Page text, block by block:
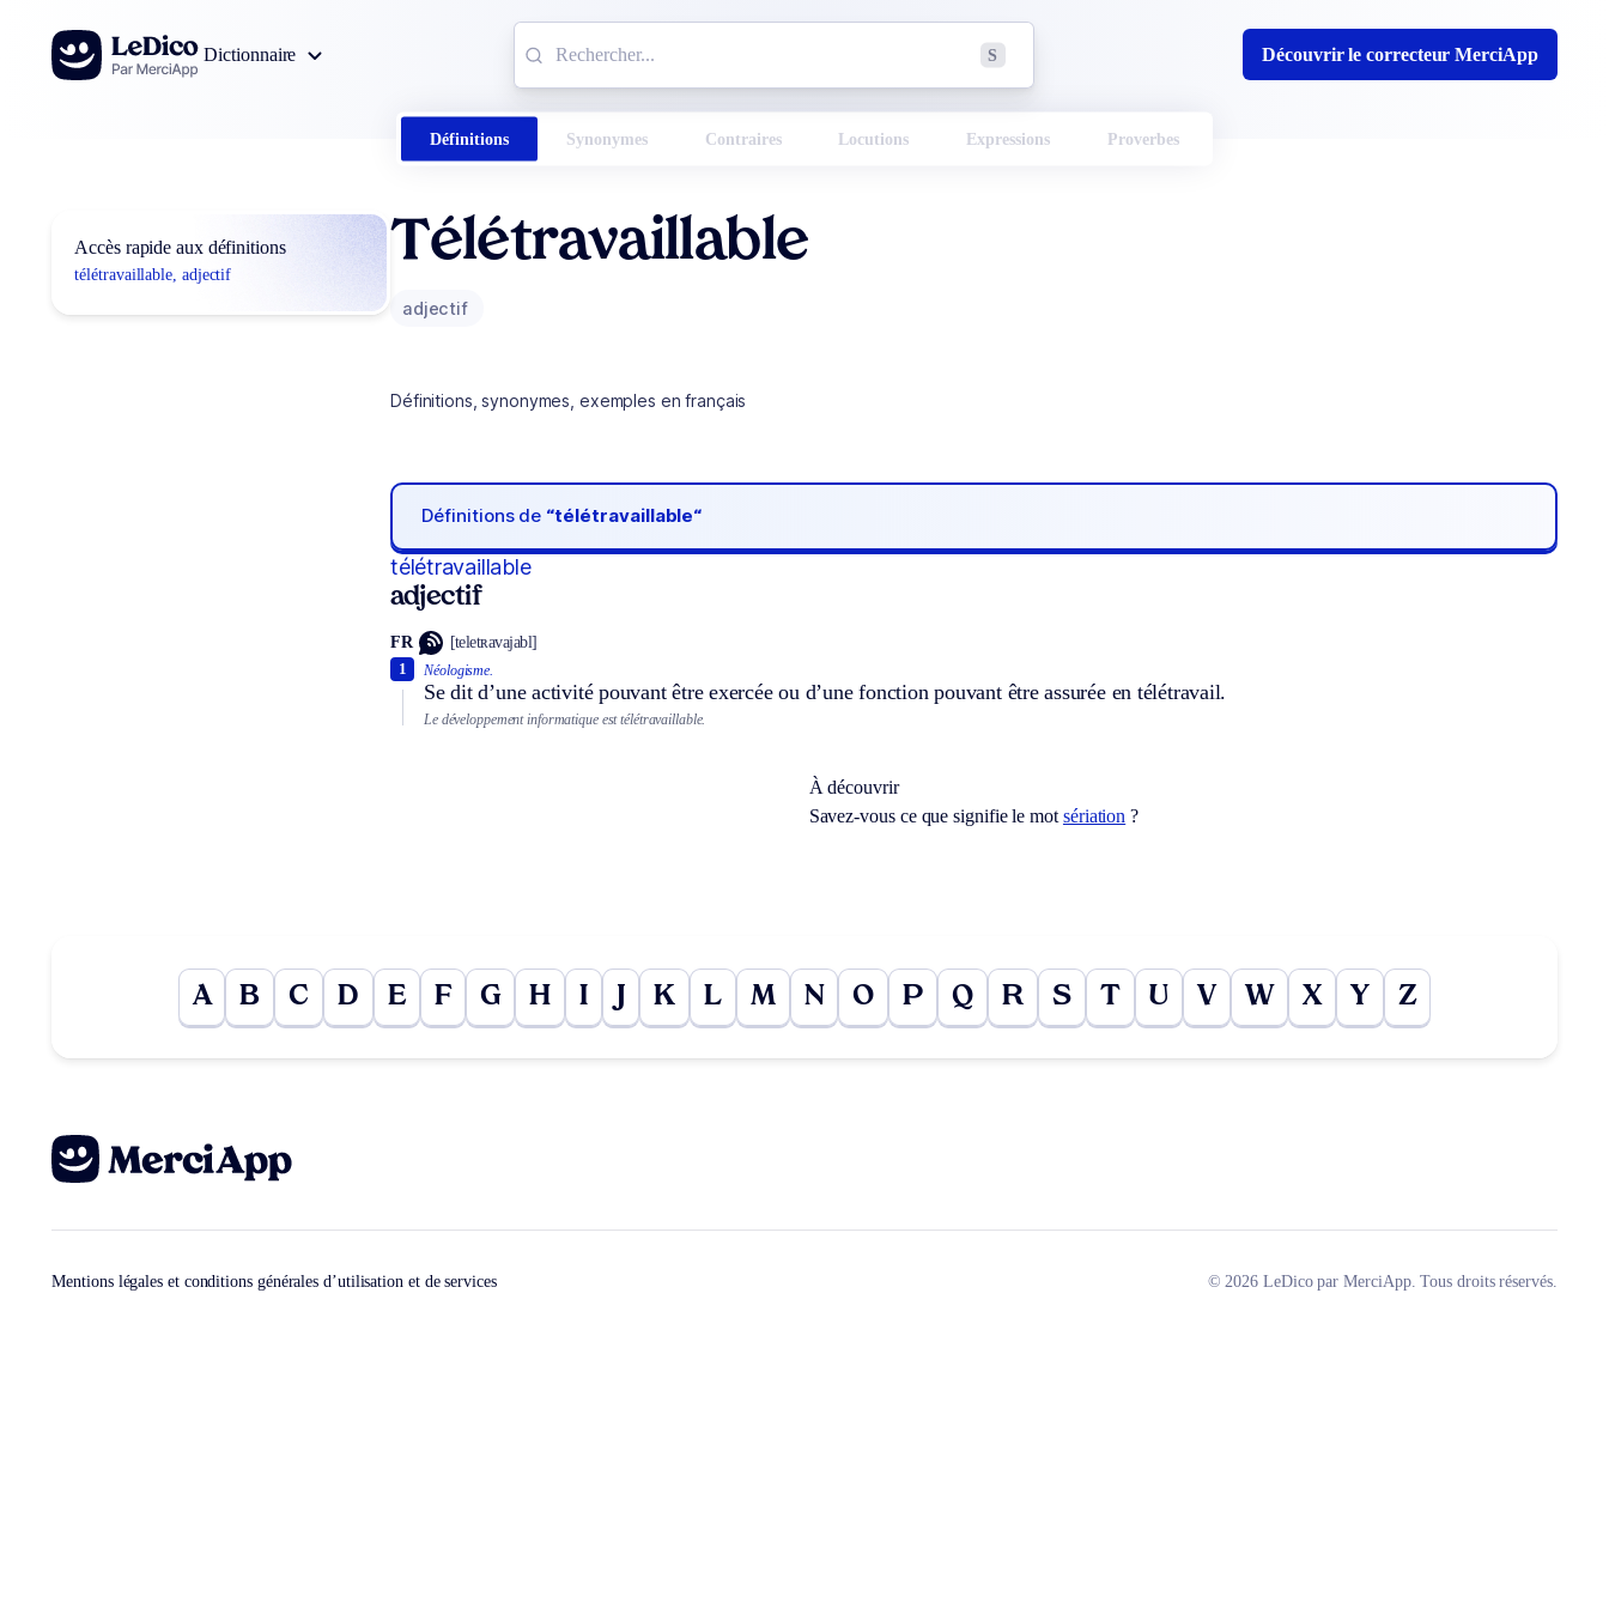
Aller au contenu
Dictionnaire
S Découvrir le correcteur MerciApp
Définitions Synonymes Contraires Locutions Expressions Proverbes
Accès rapide aux définitions
télétravaillable, adjectif
Télétravaillable
adjectif
Définitions, synonymes, exemples en français
Définitions de “télétravaillable“
télétravaillable
adjectif
FR [teletʀavajabl]
Néologisme.
Se dit d’une activité pouvant être exercée ou d’une fonction pouvant être assurée en télétravail.
1
Le développement informatique est télétravaillable.
À découvrir
Savez-vous ce que signifie le mot sériation ?
A B C D E F G H I J K L M N O P Q R S T U V W X Y Z
Mentions légales et conditions générales d’utilisation et de services © 2026 LeDico par MerciApp. Tous droits réservés.